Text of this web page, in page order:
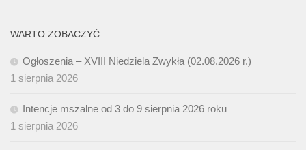
WARTO ZOBACZYĆ:
Ogłoszenia – XVIII Niedziela Zwykła (02.08.2026 r.)
1 sierpnia 2026
Intencje mszalne od 3 do 9 sierpnia 2026 roku
1 sierpnia 2026